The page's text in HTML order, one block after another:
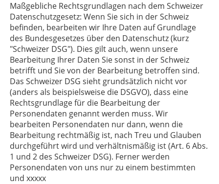
Maßgebliche Rechtsgrundlagen nach dem Schweizer
Datenschutzgesetz: Wenn Sie sich in der Schweiz
befinden, bearbeiten wir Ihre Daten auf Grundlage
des Bundesgesetzes über den Datenschutz (kurz
"Schweizer DSG"). Dies gilt auch, wenn unsere
Bearbeitung Ihrer Daten Sie sonst in der Schweiz
betrifft und Sie von der Bearbeitung betroffen sind.
Das Schweizer DSG sieht grundsätzlich nicht vor
(anders als beispielsweise die DSGVO), dass eine
Rechtsgrundlage für die Bearbeitung der
Personendaten genannt werden muss. Wir
bearbeiten Personendaten nur dann, wenn die
Bearbeitung rechtmäßig ist, nach Treu und Glauben
durchgeführt wird und verhältnismäßig ist (Art. 6 Abs.
1 und 2 des Schweizer DSG). Ferner werden
Personendaten von uns nur zu einem bestimmten
und xxxxx